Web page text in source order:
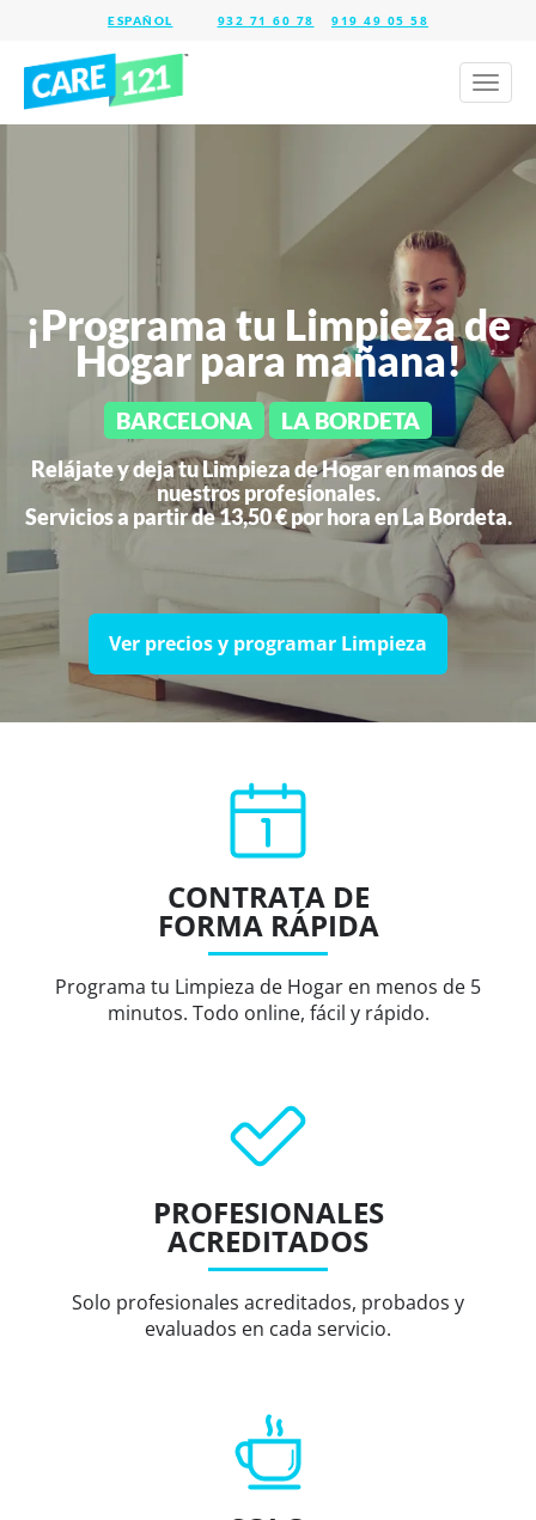
932 71 60 78 919 49 05 58
Toggle
¡Programa tu Limpieza de
Hogar para mañana!
BARCELONA LA BORDETA
Relájate y deja tu Limpieza de Hogar en manos de
nuestros profesionales.
Servicios a partir de 13,50 € por hora enLa Bordeta.
Ver precios y programar Limpieza
CONTRATA DE
FORMA RÁPIDA
Programa tu Limpieza de Hogar en menos de 5
minutos. Todo online, fácil y rápido.
PROFESIONALES
ACREDITADOS
Solo profesionales acreditados, probados y
evaluados en cada servicio.